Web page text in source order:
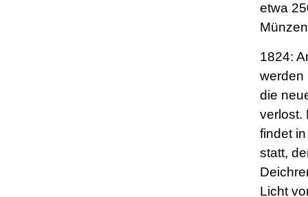
etwa
1824:
werden
die
verlost.
findet
statt,
Licht